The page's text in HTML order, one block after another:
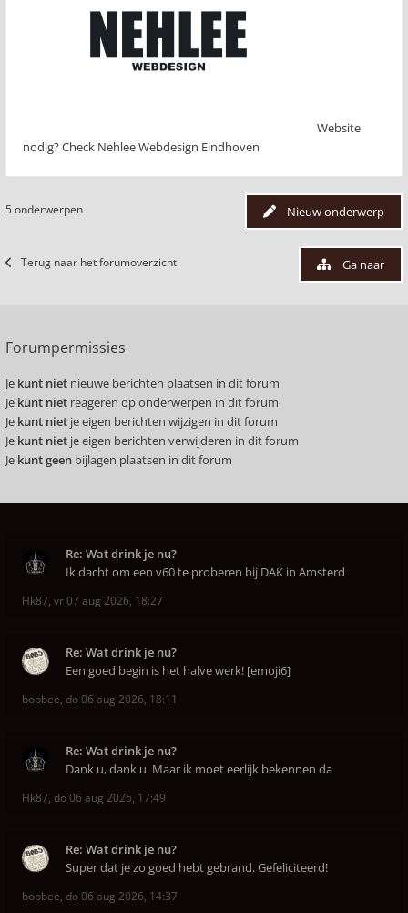
Website
nodig? Check Nehlee Webdesign Eindhoven
Nieuw onderwerp
5 onderwerpen
Terug naar het forumoverzicht Ga naar
Forumpermissies
Je kunt niet nieuwe berichten plaatsen in dit forum
Je kunt niet reageren op onderwerpen in dit forum
Je kunt niet je eigen berichten wijzigen in dit forum
Je kunt niet je eigen berichten verwijderen in dit forum
Je kunt geen bijlagen plaatsen in dit forum
Re: Wat drink je nu?
Ik dacht om een v60 te proberen bij DAK in Amsterd
Hk87, vr 07 aug 2026, 18:27
Re: Wat drink je nu?
Een goed begin is het halve werk! [emoji6]
bobbee, do 06 aug 2026, 18:11
Re: Wat drink je nu?
Dank u, dank u. Maar ik moet eerlijk bekennen da
Hk87, do 06 aug 2026, 17:49
Re: Wat drink je nu?
Super dat je zo goed hebt gebrand. Gefeliciteerd!
bobbee, do 06 aug 2026, 14:37